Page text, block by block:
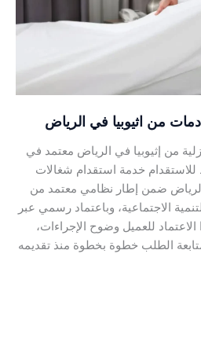
من اثيوبيا في الرياض
من إثيوبيا في الرياض معتمد في
خدمة استقدام شغالات
ضمن إطار نظامي معتمد من
الاجتماعية، وباعتماد رسمي عبر
للعميل وضوح الإجراءات،
الطلب خطوة بخطوة منذ تقديمه